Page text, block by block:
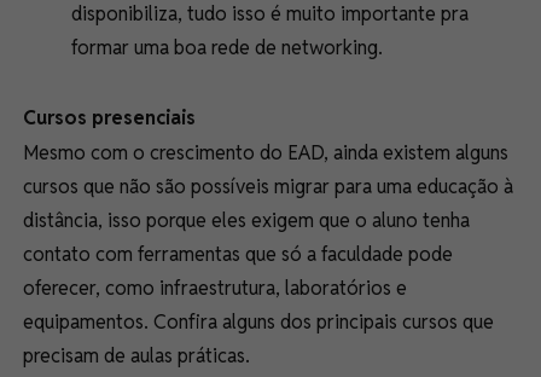
disponibiliza, tudo isso é muito importante pra
formar uma boa rede de networking.
Cursos presenciais
Mesmo com o crescimento do EAD, ainda existem alguns
cursos que não são possíveis migrar para uma educação à
distância, isso porque eles exigem que o aluno tenha
contato com ferramentas que só a faculdade pode
oferecer, como infraestrutura, laboratórios e
equipamentos. Confira alguns dos principais cursos que
precisam de aulas práticas.